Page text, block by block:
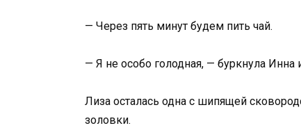
— Через пять минут будем пить чай.
— Я не особо голодная, — буркнула Инна
Лиза осталась одна с шипящей
золовки.